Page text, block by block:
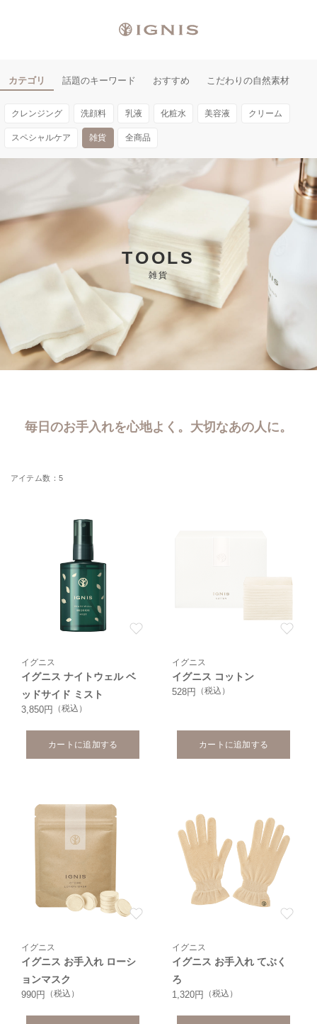
カテゴリ 話題のキーワード おすすめ こだわりの自然素材
クレンジング 洗顔料 乳液 化粧水 美容液 クリーム
スペシャルケア 雑貨 全商品
TOOLS
雑貨
毎日のお手入れを心地よく。大切なあの人に。
5
イグニス
イグニス ナイトウェル ベ
ッドサイド ミスト
3,850円 （税込）
カートに追加する
イグニス
イグニス コットン
528円 （税込）
カートに追加する
イグニス
イグニス お手入れ ローシ
ョンマスク
990円 （税込）
イグニス
イグニス お手入れ てぶく
ろ
1,320円 （税込）